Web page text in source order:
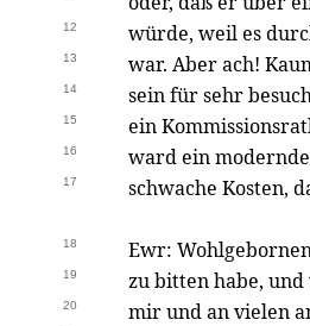
12 würde, weil es
13 war. Aber ach!
14 sein für sehr
15 ein
16 ward ein
17 schwache Kosten,
18 Ewr:
19 zu bitten habe,
20 mir und an vielen